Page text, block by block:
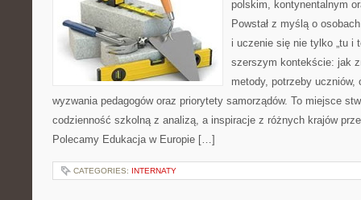
polskim, kontynentalnym
Powstał z myślą o
i uczenie się nie tylko „tu i
szerszym kontekście: jak
metody, potrzeby
wyzwania pedagogów oraz priorytety samorządów. To miejsce
codzienność szkolną z analizą, a inspiracje z różnych krajów
Polecamy Edukacja w Europie […]
CATEGORIES: INTERNATY